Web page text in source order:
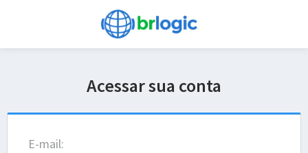
Acessar sua conta
E-mail: